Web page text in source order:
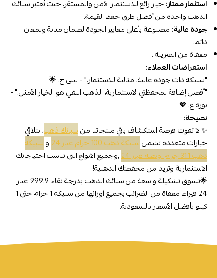
استثمار ممتاز:خيار رائع للاستثمار الآمن والمستقر، حيث تُعتبر سبائك
الذهب واحدة من أفضل طرق حفظ القيمة.
جودة عالية: مصنوعة بأعلى معايير الجودة لضمان متانة ولمعان
دائم.
معفاة من الضريبة .
استعراضات العملاء:
"سبيكة ذات جودة عالية، مثالية للاستثمار." - ليلى ح. 🌟
"أفضل إضافة لمحفظتي الاستثمارية، الذهب النقي هو الخيار الأمثل." -
نورة ع. 💖
نصيحة:
✨ لا تفوت فرصة استكشاف باقي منتجاتنا منسبائك ذهب، بتلاقي
خيارات متعددة تشملسبيكة ذهب 100 جرام عيار 24 وسبيكة
ذهب 31.1 جرام اونصه عيار 24
,وجميع الانواع التى تناسب احتياجاتك
الاستثمارية وتزيد من محفظتك الذهبية!
🌟تسوق تشكيلة واسعة من سبائك الذهب بدرجة نقاء 999.9 عيار
24 قيراط معفاة من الضرائب بجميع أوزانها من سبيكة 1 جرام حتى 1
كيلو بأفضل الأسعار بالسعودية.